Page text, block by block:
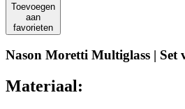
Toevoegen
aan
favorieten
Nason Moretti Multiglass | Set
Materiaal: